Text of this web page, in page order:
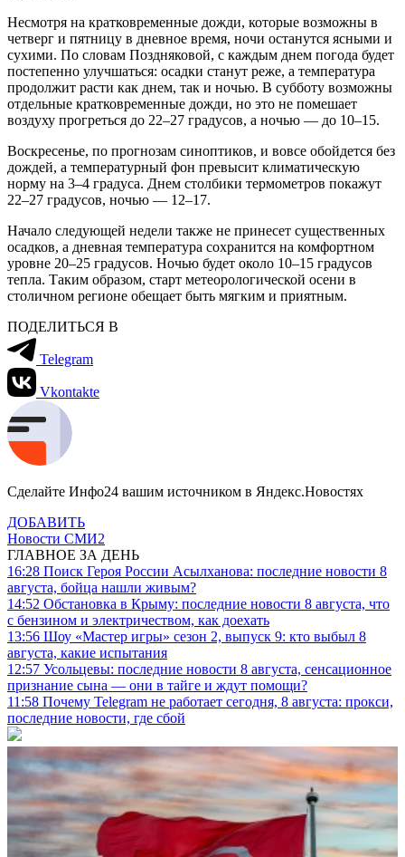
Несмотря на кратковременные дожди, которые возможны в
четверг и пятницу в дневное время, ночи останутся ясными и
сухими. По словам Поздняковой, с каждым днем погода будет
постепенно улучшаться: осадки станут реже, а температура
продолжит расти как днем, так и ночью. В субботу возможны
отдельные кратковременные дожди, но это не помешает
воздуху прогреться до 22–27 градусов, а ночью — до 10–15.
Воскресенье, по прогнозам синоптиков, и вовсе обойдется без
дождей, а температурный фон превысит климатическую
норму на 3–4 градуса. Днем столбики термометров покажут
22–27 градусов, ночью — 12–17.
Начало следующей недели также не принесет существенных
осадков, а дневная температура сохранится на комфортном
уровне 20–25 градусов. Ночью будет около 10–15 градусов
тепла. Таким образом, старт метеорологической осени в
столичном регионе обещает быть мягким и приятным.
ПОДЕЛИТЬСЯ В
Telegram
Vkontakte
Сделайте Инфо24 вашим источником в Яндекс.Новостях
ДОБАВИТЬ
Новости СМИ2
ГЛАВНОЕ ЗА ДЕНЬ
16:28 Поиск Героя России Асылханова: последние новости 8
августа, бойца нашли живым?
14:52 Обстановка в Крыму: последние новости 8 августа, что
с бензином и электричеством, как доехать
13:56 Шоу «Мастер игры» сезон 2, выпуск 9: кто выбыл 8
августа, какие испытания
12:57 Усольцевы: последние новости 8 августа, сенсационное
признание сына — они в тайге и ждут помощи?
11:58 Почему Telegram не работает сегодня, 8 августа: прокси,
последние новости, где сбой